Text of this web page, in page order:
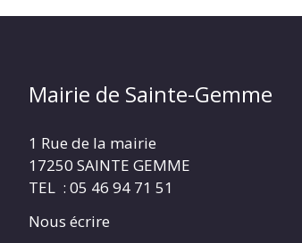
Mairie de Sainte-Gemme
1 Rue de la mairie
17250 SAINTE GEMME
TEL : 05 46 94 71 51
Nous écrire